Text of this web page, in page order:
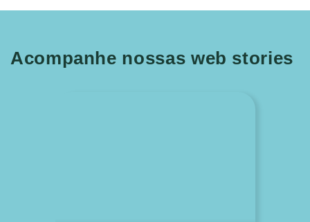
Acompanhe nossas web stories